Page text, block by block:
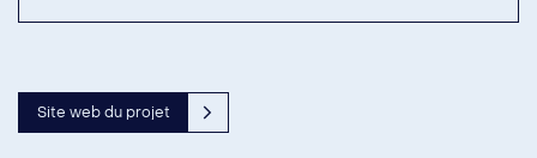
Site web du projet